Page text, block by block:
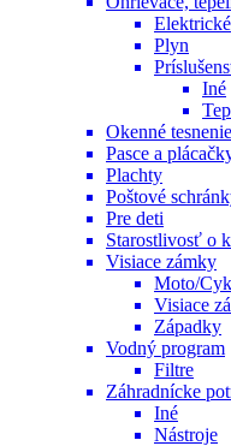
Elektrické
Plyn
Iné
Okenné tesnenie
Pasce a
Plachty
Poštové
Pre deti
Starostlivosť o
Visiace zámky
Moto/
Visiace
Západky
Vodný program
Filtre
Záhradnícke
Iné
Nástroje